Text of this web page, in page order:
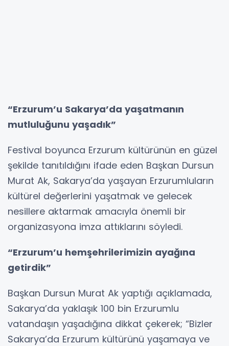
“Erzurum’u Sakarya’da yaşatmanın
mutluluğunu yaşadık”
Festival boyunca Erzurum kültürünün en güzel
şekilde tanıtıldığını ifade eden Başkan Dursun
Murat Ak, Sakarya’da yaşayan Erzurumluların
kültürel değerlerini yaşatmak ve gelecek
nesillere aktarmak amacıyla önemli bir
organizasyona imza attıklarını söyledi.
“Erzurum’u hemşehrilerimizin ayağına
getirdik”
Başkan Dursun Murat Ak yaptığı açıklamada,
Sakarya’da yaklaşık 100 bin Erzurumlu
vatandaşın yaşadığına dikkat çekerek; “Bizler
Sakarya’da Erzurum kültürünü yaşamaya ve